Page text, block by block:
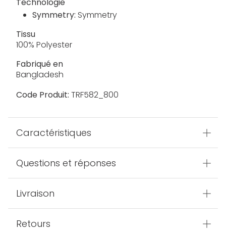
Technologie
Symmetry: Symmetry
Tissu
100% Polyester
Fabriqué en
Bangladesh
Code Produit: TRF582_800
Caractéristiques
Questions et réponses
Livraison
Retours